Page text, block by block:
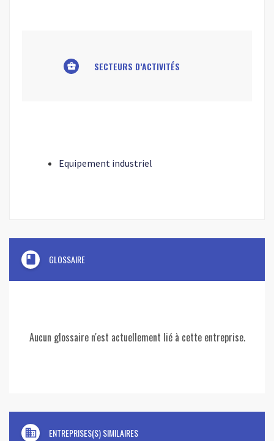
business_center SECTEURS D’ACTIVITÉS
Equipement industriel
book GLOSSAIRE
Aucun glossaire n'est actuellement lié à cette entreprise.
domain ENTREPRISES(S) SIMILAIRES